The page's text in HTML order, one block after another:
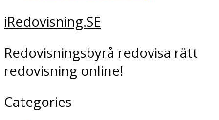
iRedovisning.SE
Redovisningsbyrå redovisa rätt
redovisning online!
Categories